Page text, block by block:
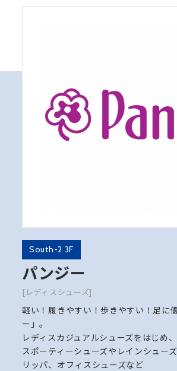
South-2 3F
パンジー
[レディスシューズ]
軽い！履きやすい！歩きやすい！足に
ー」。
レディスカジュアルシューズをはじめ、
スポーティーシューズやレインシュー
リッパ、オフィスシューズなど